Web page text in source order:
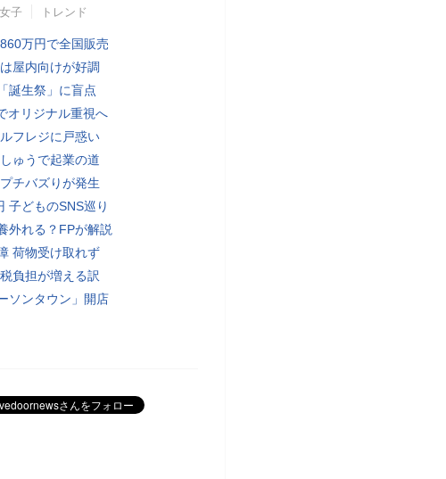
女子 トレンド
万円で全国販売
屋内向けが好調
誕生祭」に盲点
オリジナル重視へ
フレジに戸惑い
ゅうで起業の道
チバズりが発生
子どものSNS巡り
外れる？FPが解説
荷物受け取れず
負担が増える訳
ソンタウン」開店